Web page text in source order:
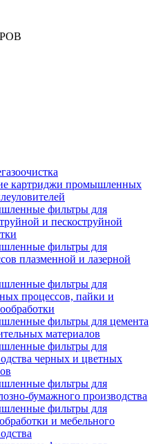
картриджи промышленных
фильтры для
и пескоструйной
фильтры для
плазменной и лазерной
фильтры для
процессов, пайки и
фильтры для цемента
материалов
фильтры для
черных и цветных
фильтры для
бумажного производства
фильтры для
и мебельного